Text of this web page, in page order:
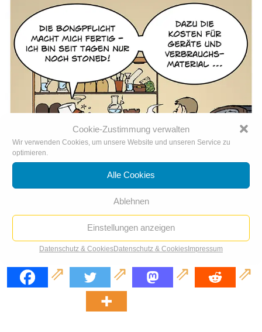
Cookie-Zustimmung verwalten
Wir verwenden Cookies, um unsere Website und unseren Service zu
optimieren.
Alle Cookies
Ablehnen
Einstellungen anzeigen
Datenschutz & CookiesDatenschutz & CookiesImpressum
Bonpflicht